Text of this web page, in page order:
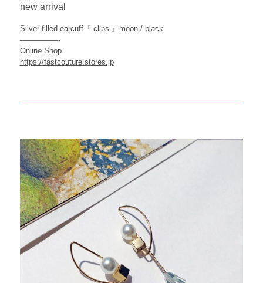
new arrival
Silver filled earcuff『 clips 』moon / black
—————-
Online Shop
https://fastcouture.stores.jp